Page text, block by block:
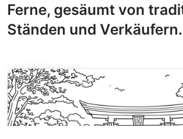
Ferne, gesäumt von
Ständen und Verkäufern.